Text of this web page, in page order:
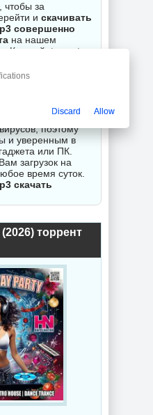
чтобы за
и скачивать
совершенно
на нашем
Каждый .torrent
ваших загрузок,
по поводу
Вашего
файлы не
поэтому
и уверенным в
или ПК.
загрузок на
время суток.
скачать
торрент
Discard Allow